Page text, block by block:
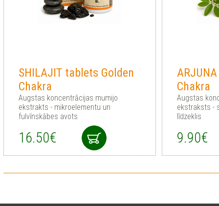
SHILAJIT tablets Golden
Chakra
Augstas koncentrācijas mumijo
ekstrakts - mikroelementu un
fulvīnskābes avots
16.50€
Chakra
Augstas
ekstraksts -
līdzeklis
9.90€